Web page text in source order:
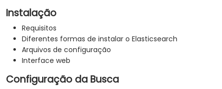
Instalação
Requisitos
Diferentes formas de instalar o Elasticsearch
Arquivos de configuração
Interface web
Configuração da Busca